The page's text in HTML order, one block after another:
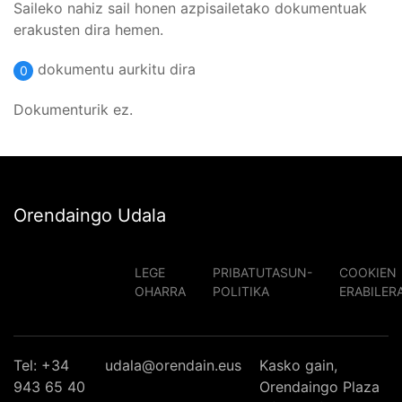
Saileko nahiz sail honen azpisailetako dokumentuak
erakusten dira hemen.
0 dokumentu aurkitu dira
Dokumenturik ez.
Orendaingo Udala
LEGE
OHARRA
PRIBATUTASUN-
POLITIKA
COOKIEN
Tel: +34
943 65 40
udala@orendain.eus
Kasko gain,
Orendaingo Plaza